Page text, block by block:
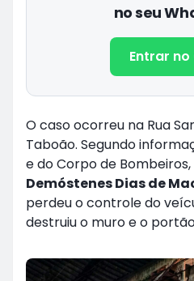
no seu
Entrar
O caso ocorreu na Rua
Taboão. Segundo
e do Corpo de
Demóstenes Dias de
perdeu o controle do
destruiu o muro e o